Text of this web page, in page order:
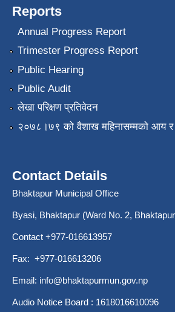
Reports
Annual Progress Report
Trimester Progress Report
Public Hearing
Public Audit
लेखा परिक्षण प्रतिवेदन
२०७८।७९ को वैशाख महिनासम्मको आय र
Contact Details
Bhaktapur Municipal Office
Byasi, Bhaktapur (Ward No. 2,
Contact +977-016613957
Fax: +977-016613206
Email: info@bhaktapurmun.gov.np
Audio Notice Board : 1618016610096